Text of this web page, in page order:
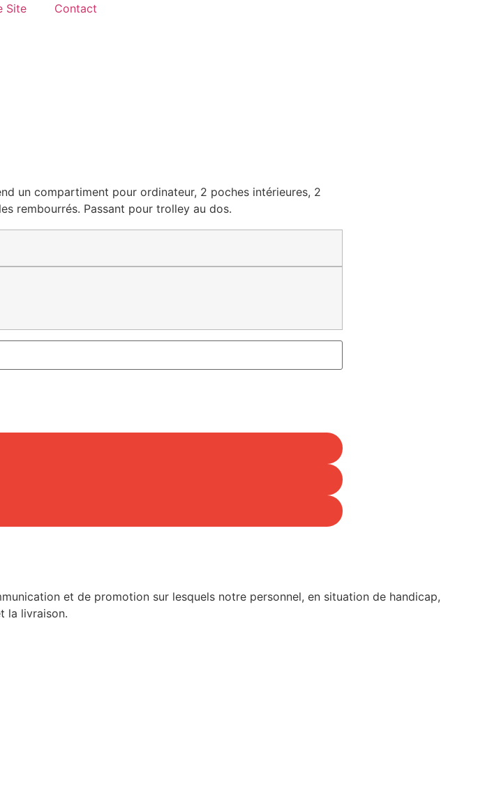
Site
Contact
un compartiment pour ordinateur, 2 poches intérieures, 2
rembourrés. Passant pour trolley au dos.
et de promotion sur lesquels notre personnel, en situation de handicap,
la livraison.